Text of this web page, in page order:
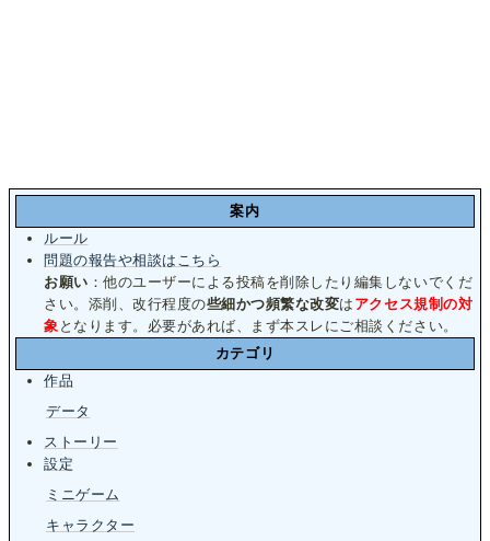
案内
ルール
問題の報告や相談はこちら
お願い ：他のユーザーによる投稿を削除したり編集しないでくだ
さい。添削、改行程度の些細かつ頻繁な改変は アクセス規制の対
象 となります。必要があれば、まず本スレにご相談ください。
カテゴリ
作品
データ
ストーリー
設定
ミニゲーム
キャラクター